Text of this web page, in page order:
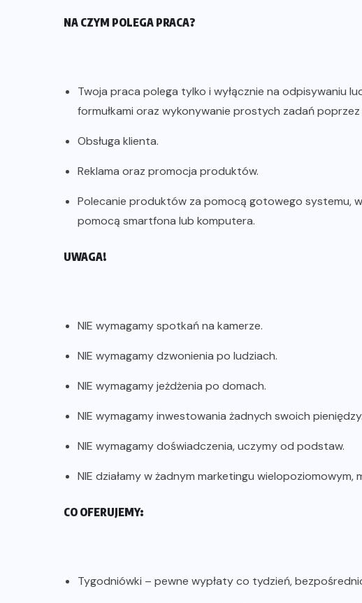
NA CZYM POLEGA PRACA?
Twoja praca polega tylko i wyłącznie na odpisywaniu
formułkami oraz wykonywanie prostych zadań
Obsługa klienta.
Reklama oraz promocja produktów.
Polecanie produktów za pomocą gotowego systemu,
pomocą smartfona lub komputera.
UWAGA!
NIE wymagamy spotkań na kamerze.
NIE wymagamy dzwonienia po ludziach.
NIE wymagamy jeżdżenia po domach.
NIE wymagamy inwestowania żadnych swoich pieniędzy.
NIE wymagamy doświadczenia, uczymy od podstaw.
NIE działamy w żadnym marketingu wielopoziomowym,
CO OFERUJEMY:
Tygodniówki – pewne wypłaty co tydzień,